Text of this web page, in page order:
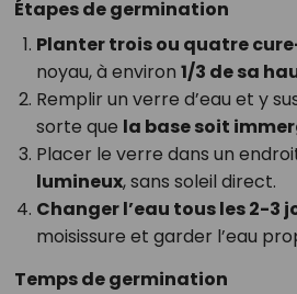
Étapes de germination
Planter trois ou quatre
noyau, à environ 1/3 de sa
Remplir un verre d’eau et y
sorte que la base soit
Placer le verre dans un
lumineux, sans soleil direct.
Changer l’eau tous les 2-3
moisissure et garder l’eau
Temps de germination